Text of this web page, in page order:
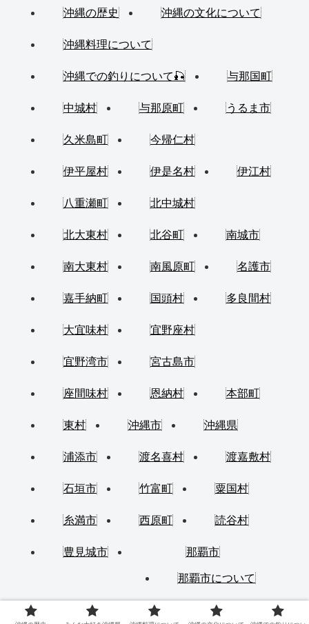
沖縄の歴史 沖縄の文化について
沖縄料理について
沖縄での釣りについて🎣 与那国町
中城村 与那原町 うるま市
久米島町 今帰仁村
伊平屋村 伊是名村 伊江村
八重瀬町 北中城村
北大東村 北谷町 南城市
南大東村 南風原町 名護市
嘉手納町 国頭村 多良間村
大宜味村 宜野座村
宜野湾市 宮古島市
座間味村 恩納村 本部町
東村 沖縄市 沖縄県
浦添市 渡名喜村 渡嘉敷村
石垣市 竹富町 粟国村
糸満市 西原町 読谷村
豊見城市 那覇市
那覇市について
金武町